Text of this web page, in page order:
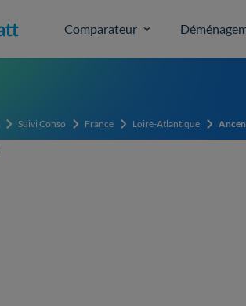
Comparateur
Suivi Conso France Loire-Atlantique